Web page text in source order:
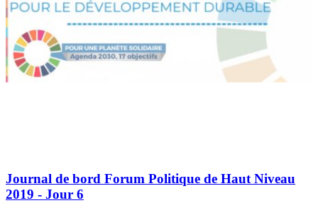
Journal de bord Forum Politique de Haut Niveau
2019 - Jour 6